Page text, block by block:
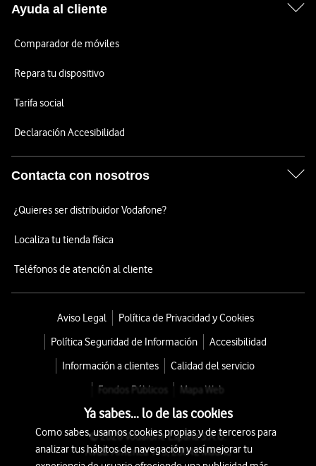
Ayuda al cliente
Comparador de móviles
Repara tu dispositivo
Tarifa social
Declaración Accesibilidad
Contacta con nosotros
¿Quieres ser distribuidor Vodafone?
Localiza tu tienda física
Teléfonos de atención al cliente
Aviso Legal
Política de Privacidad y Cookies
Política Seguridad de Información
Accesibilidad
Información a clientes
Calidad del servicio
Fondos Públicos
Mapa Web
© 2026 Vodafone España S.A.U.
Avda. América 115, 28042 Madrid
Ya sabes... lo de las cookies
Como sabes, usamos cookies propias y de terceros para
analizar tus hábitos de navegación y así mejorar tu